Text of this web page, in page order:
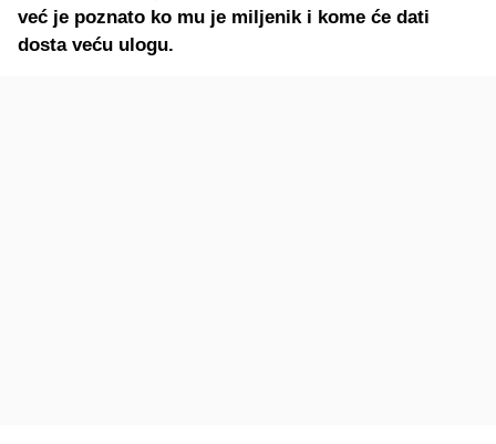
već je poznato ko mu je miljenik i kome će dati
dosta veću ulogu.